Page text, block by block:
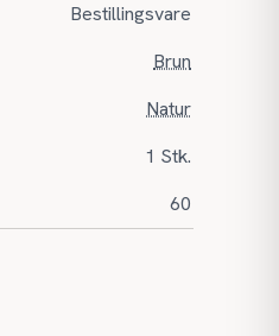
Bestillingsvare
Brun
Natur
1 Stk.
60